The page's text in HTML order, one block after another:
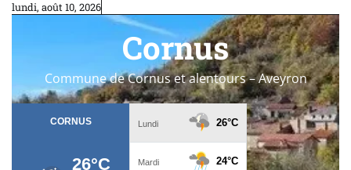
Skiplundi, août 10, 2026
Cornus
Commune de Cornus et alentours – Aveyron